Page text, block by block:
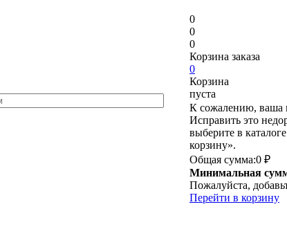
0
0
0
Корзина заказа
0
Корзина
пуста
К сожалению, ваша
Исправить это
выберите в
корзину».
Общая сумма:0 ₽
Минимальная
Пожалуйста,
Перейти в корзину